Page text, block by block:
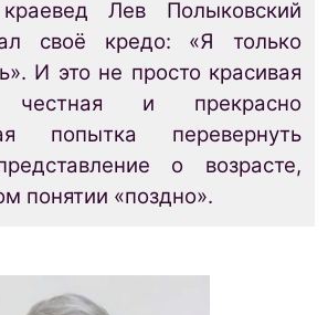
Лев Полыковский
своё кредо: «Я только
И это не просто красивая
и прекрасно
попытка перевернуть
о возрасте,
понятии «поздно».